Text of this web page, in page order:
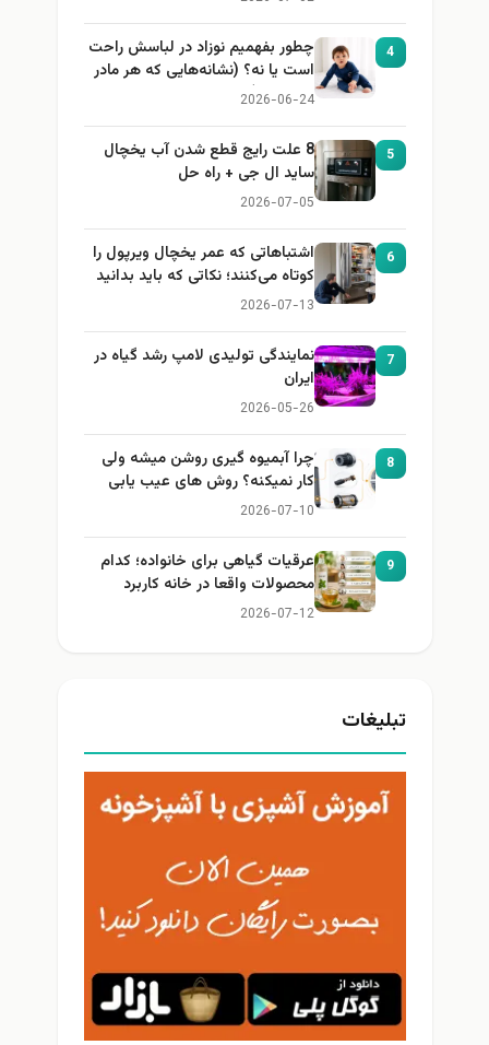
4
چطور بفهمیم نوزاد در لباسش راحت
است یا نه؟ (نشانه‌هایی که هر مادر
باید بداند)
2026-06-24
5
8 علت رایج قطع شدن آب یخچال
ساید ال جی + راه حل
2026-07-05
6
اشتباهاتی که عمر یخچال ویرپول را
کوتاه می‌کنند؛ نکاتی که باید بدانید
2026-07-13
7
نمایندگی تولیدی لامپ رشد گیاه در
ایران
2026-05-26
8
چرا آبمیوه گیری روشن میشه ولی
کار نمیکنه؟ روش های عیب یابی
2026-07-10
9
عرقیات گیاهی برای خانواده؛ کدام
محصولات واقعا در خانه کاربرد
دارند؟
2026-07-12
تبلیغات